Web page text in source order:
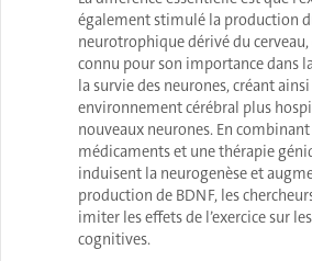
également stimulé la production
neurotrophique dérivé du cerveau,
connu pour son importance dans
la survie des neurones, créant
environnement cérébral plus
nouveaux neurones. En combinant
médicaments et une thérapie
induisent la neurogenèse et
production de BDNF, les
imiter les effets de l’exercice sur
cognitives.